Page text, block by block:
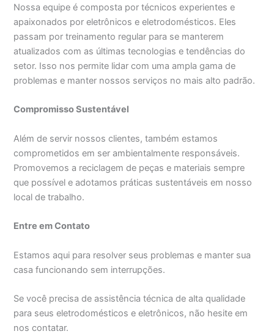
Nossa equipe é composta por técnicos experientes e
apaixonados por eletrônicos e eletrodomésticos. Eles
passam por treinamento regular para se manterem
atualizados com as últimas tecnologias e tendências do
setor. Isso nos permite lidar com uma ampla gama de
problemas e manter nossos serviços no mais alto padrão.
Compromisso Sustentável
Além de servir nossos clientes, também estamos
comprometidos em ser ambientalmente responsáveis.
Promovemos a reciclagem de peças e materiais sempre
que possível e adotamos práticas sustentáveis em nosso
local de trabalho.
Entre em Contato
Estamos aqui para resolver seus problemas e manter sua
casa funcionando sem interrupções.
Se você precisa de assistência técnica de alta qualidade
para seus eletrodomésticos e eletrônicos, não hesite em
nos contatar.